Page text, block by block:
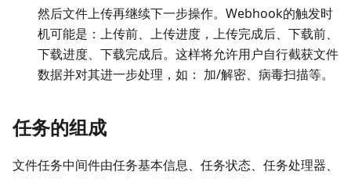
然后文件上传再继续下一步操作。Webhook的触发时
机可能是：上传前、上传进度，上传完成后、下载前、
下载进度、下载完成后。这样将允许用户自行截获文件
数据并对其进一步处理，如： 加/解密、病毒扫描等。
任务的组成
文件任务中间件由任务基本信息、任务状态、任务处理器、